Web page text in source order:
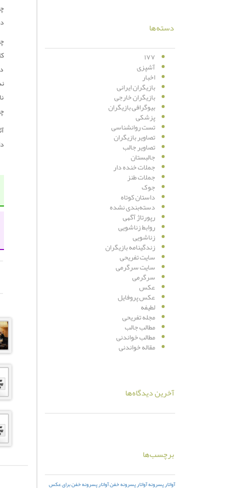
دسته‌ها
۱۷۷
آشپزی
اخبار
بازیگران ایرانی
بازیگران خارجی
بیوگرافی بازیگران
پزشکی
تست روانشناسی
تصاویر بازیگران
تصاویر جالب
جالبستان
جملات خنده دار
جملات طنز
جوک
داستان کوتاه
دسته‌بندی نشده
رپورتاژ آگهی
روابط زناشویی
زناشویی
زندگینامه بازیگران
سایت تفریحی
سایت سرگرمی
سرگرمی
عکس
عکس پروفایل
لطیفه
مجله تفریحی
مطالب جالب
مطالب خواندنی
مقاله خواندنی
آخرین دیدگاه‌ها
برچسب‌ها
آواتار پسرونهآواتار پسرونه خفنآواتار پسرونه خفن برای عکس